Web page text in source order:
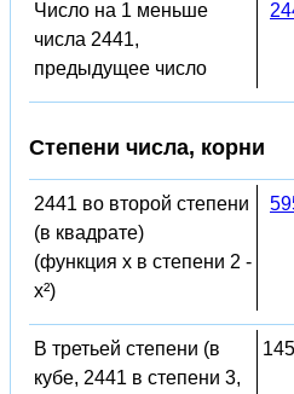
Число на 1 меньше
числа 2441,
предыдущее число
Степени числа, корни
2441 во второй степени
(в квадрате)
(функция x в степени 2 -
x²)
В третьей степени (в
кубе, 2441 в степени 3,